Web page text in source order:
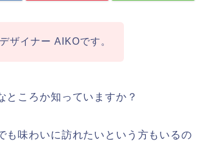
ザイナー AIKOです。
ところか知っていますか？
も味わいに訪れたいという方もいるの